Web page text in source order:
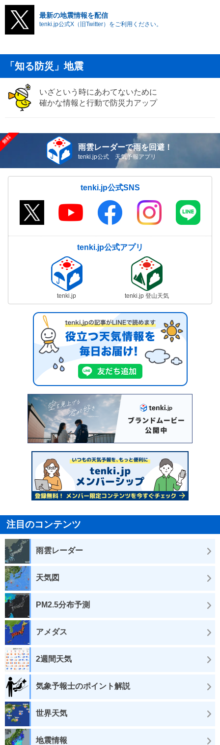
最新の地震情報を配信
tenki.jp公式X（旧Twitter）をご利用ください。
「知る防災」地震
いざという時にあわてないために
確かな情報と行動で防災力アップ
雨雲レーダーで雨を回避！
tenki.jp公式 天気予報アプリ
tenki.jp公式SNS
tenki.jp公式アプリ
tenki.jp tenki.jp 登山天気
注目のコンテンツ
雨雲レーダー
天気図
PM2.5分布予測
アメダス
2週間天気
気象予報士のポイント解説
世界天気
地震情報